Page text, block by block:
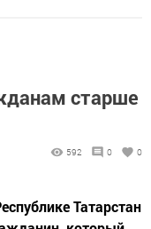
старше
592 0 0
Татарстан